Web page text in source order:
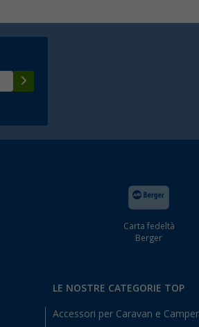
Carta fedeltà
Berger
LE NOSTRE CATEGORIE TOP
Accessori per Caravan e Camper